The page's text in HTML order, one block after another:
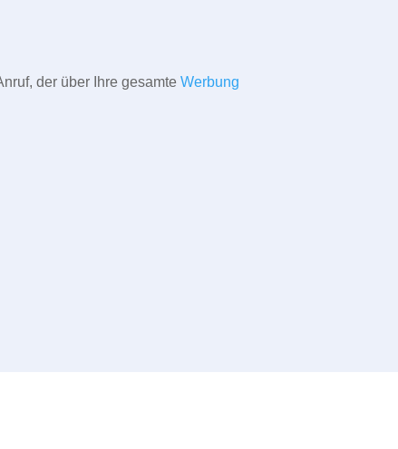
der über Ihre gesamteWerbung